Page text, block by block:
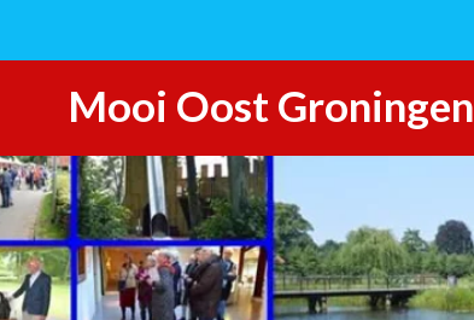
Mooi Oost Groningen